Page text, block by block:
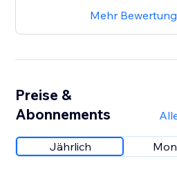
Mehr
Preise &
Abonnements
Jährlich